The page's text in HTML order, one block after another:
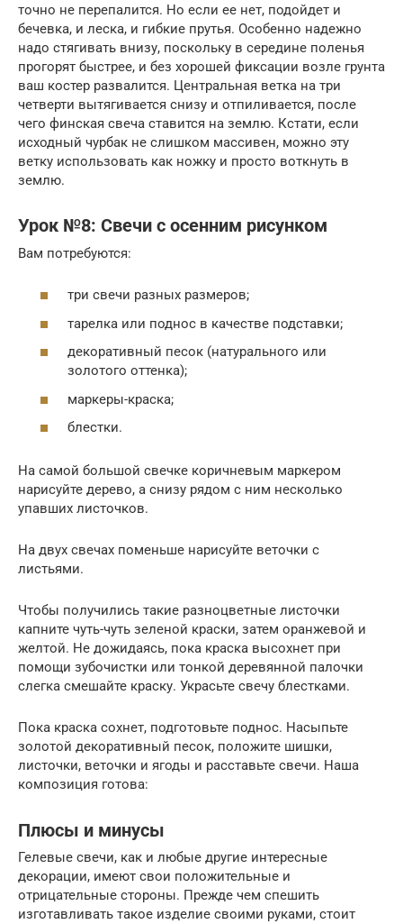
точно не перепалится. Но если ее нет, подойдет и
бечевка, и леска, и гибкие прутья. Особенно надежно
надо стягивать внизу, поскольку в середине поленья
прогорят быстрее, и без хорошей фиксации возле грунта
ваш костер развалится. Центральная ветка на три
четверти вытягивается снизу и отпиливается, после
чего финская свеча ставится на землю. Кстати, если
исходный чурбак не слишком массивен, можно эту
ветку использовать как ножку и просто воткнуть в
землю.
Урок №8: Свечи с осенним рисунком
Вам потребуются:
три свечи разных размеров;
тарелка или поднос в качестве подставки;
декоративный песок (натурального или
золотого оттенка);
маркеры-краска;
блестки.
На самой большой свечке коричневым маркером
нарисуйте дерево, а снизу рядом с ним несколько
упавших листочков.
На двух свечах поменьше нарисуйте веточки с
листьями.
Чтобы получились такие разноцветные листочки
капните чуть-чуть зеленой краски, затем оранжевой и
желтой. Не дожидаясь, пока краска высохнет при
помощи зубочистки или тонкой деревянной палочки
слегка смешайте краску. Украсьте свечу блестками.
Пока краска сохнет, подготовьте поднос. Насыпьте
золотой декоративный песок, положите шишки,
листочки, веточки и ягоды и расставьте свечи. Наша
композиция готова:
Плюсы и минусы
Гелевые свечи, как и любые другие интересные
декорации, имеют свои положительные и
отрицательные стороны. Прежде чем спешить
изготавливать такое изделие своими руками, стоит